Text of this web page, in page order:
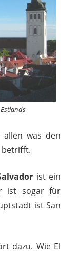
was den
betrifft.
ist ein
ist sogar für
ist San
dazu. Wie El